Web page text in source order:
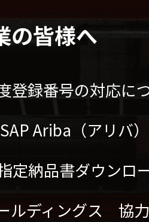
の皆様へ
登録番号の対応に
Ariba（アリバ
定納品書ダウンロ
ルディングス 協